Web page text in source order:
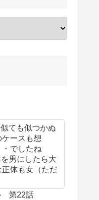
ても似つかぬ
ースも想
でしたね
男にしたら大
体も女（ただ
第22話